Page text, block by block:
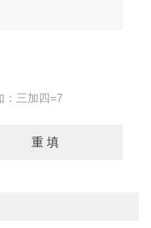
：三加四=7